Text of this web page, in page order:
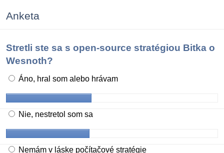
Anketa
Stretli ste sa s open-source stratégiou Bitka o
Wesnoth?
Áno, hral som alebo hrávam
Nie, nestretol som sa
Nemám v láske počítačové stratégie